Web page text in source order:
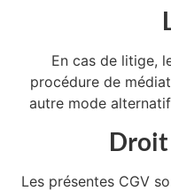
En cas de litige,
procédure de
autre mode
Les présentes CGV